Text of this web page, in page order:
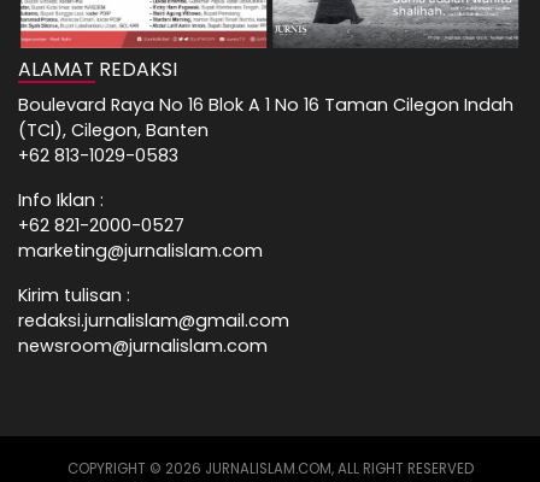
ALAMAT REDAKSI
Boulevard Raya No 16 Blok A 1 No 16 Taman Cilegon Indah
(TCI), Cilegon, Banten
+62 813-1029-0583
Info Iklan :
+62 821-2000-0527
marketing@jurnalislam.com
Kirim tulisan :
redaksi.jurnalislam@gmail.com
newsroom@jurnalislam.com
COPYRIGHT © 2026 JURNALISLAM.COM, ALL RIGHT RESERVED